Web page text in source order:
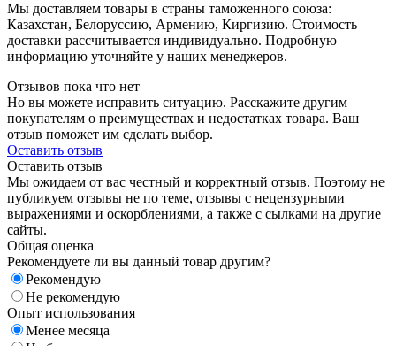
Мы доставляем товары в страны таможенного союза:
Казахстан, Белоруссию, Армению, Киргизию. Стоимость
доставки рассчитывается индивидуально. Подробную
информацию уточняйте у наших менеджеров.
Отзывов пока что нет
Но вы можете исправить ситуацию. Расскажите другим
покупателям о преимуществах и недостатках товара. Ваш
отзыв поможет им сделать выбор.
Оставить отзыв
Оставить отзыв
Мы ожидаем от вас честный и корректный отзыв. Поэтому не
публикуем отзывы не по теме, отзывы с нецензурными
выражениями и оскорблениями, а также с сылками на другие
сайты.
Общая оценка
Рекомендуете ли вы данный товар другим?
Рекомендую
Не рекомендую
Опыт использования
Менее месяца